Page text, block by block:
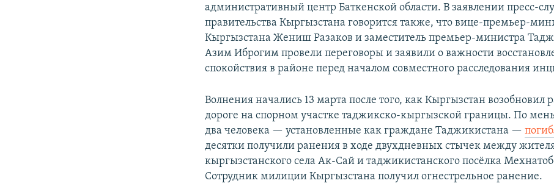
административный центр Баткенской области. В заявлении пресс-
правительства Кыргызстана говорится также, что вице-премьер-
Кыргызстана Жениш Разаков и заместитель премьер-министра
Азим Иброгим провели переговоры и заявили о важности
спокойствия в районе перед началом совместного расследования
Волнения начались 13 марта после того, как Кыргызстан возобновил
дороге на спорном участке таджикско-кыргызской границы. По
два человека — установленные как граждане Таджикистана —​
десятки получили ранения в ходе двухдневных стычек между
кыргызстанского села Ак-Сай и таджикистанского посёлка
Сотрудник милиции Кыргызстана получил огнестрельное ранение.